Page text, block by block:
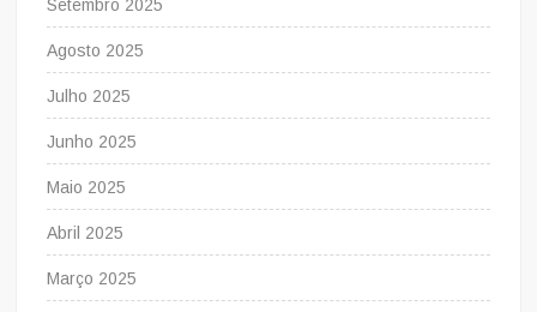
Setembro 2025
Agosto 2025
Julho 2025
Junho 2025
Maio 2025
Abril 2025
Março 2025